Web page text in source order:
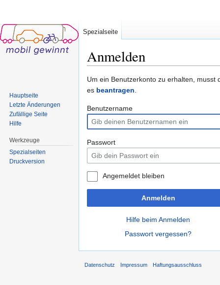
Anmelden
Um ein Benutzerkonto zu erhalten, musst
es beantragen.
Benutzername
Passwort
Angemeldet bleiben
Anmelden
Hilfe beim Anmelden
Passwort vergessen?
Spezialseite
Hauptseite
Letzte Änderungen
Zufällige Seite
Hilfe
Werkzeuge
Spezialseiten
Druckversion
Datenschutz Impressum Haftungsausschluss